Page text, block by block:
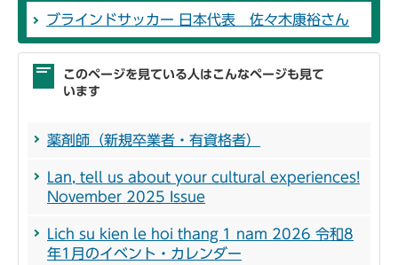
ブラインドサッカー 日本代表 佐々木康裕さん
このページを見ている人はこんなページも見て
います
薬剤師（新規卒業者・有資格者）
Lan, tell us about your cultural experiences!
November 2025 Issue
Lich su kien le hoi thang 1 nam 2026 令和8
年1月のイベント・カレンダー